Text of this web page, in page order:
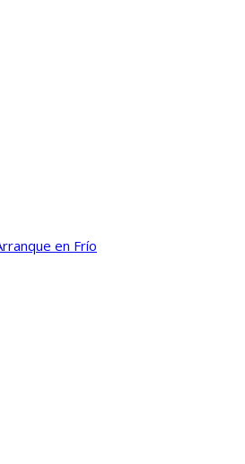
en Frío